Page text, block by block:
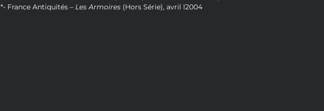
*- France Antiquités – Les Armoires (Hors Série), avril l2004